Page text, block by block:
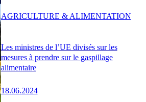
Les ministres de l’UE divisés sur les
mesures à prendre sur le gaspillage
alimentaire
18.06.2024
AGRICULTURE & ALIMENTATION